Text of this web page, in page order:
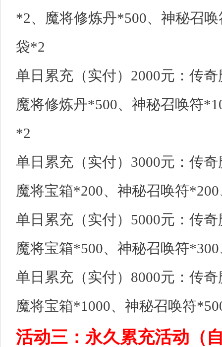
*2、魔将修炼丹*500、神秘召
袋*2
单日累充（实付）2000元：传
魔将修炼丹*500、神秘召唤符
*2
单日累充（实付）3000元：传
魔将宝箱*200、神秘召唤符
单日累充（实付）5000元：传
魔将宝箱*500、神秘召唤符
单日累充（实付）8000元：传
魔将宝箱*1000、神秘召唤符
活动三：永久累充活动（